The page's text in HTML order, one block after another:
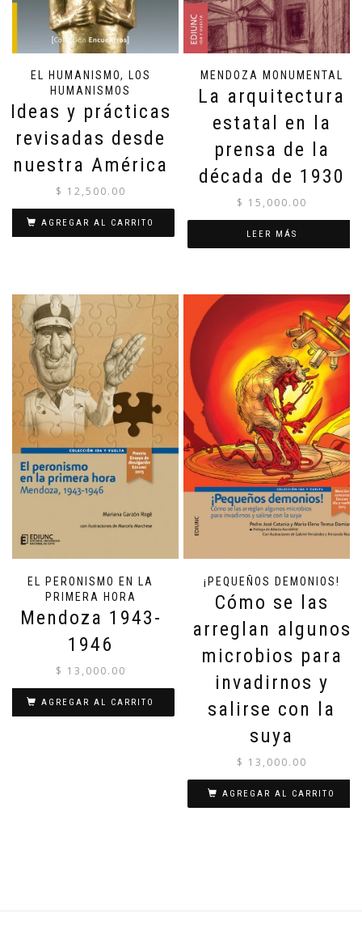
EL HUMANISMO, LOS
HUMANISMOS
Ideas y prácticas
revisadas desde
nuestra América
$ 12,500.00
AGREGAR AL CARRITO
MENDOZA MONUMENTAL
La arquitectura
estatal en la
prensa de la
década de 1930
$ 15,000.00
LEER MÁS
EL PERONISMO EN LA
PRIMERA HORA
Mendoza 1943-
1946
$ 13,000.00
AGREGAR AL CARRITO
¡PEQUEÑOS DEMONIOS!
Cómo se las
arreglan algunos
microbios para
invadirnos y
salirse con la
suya
$ 13,000.00
AGREGAR AL CARRITO